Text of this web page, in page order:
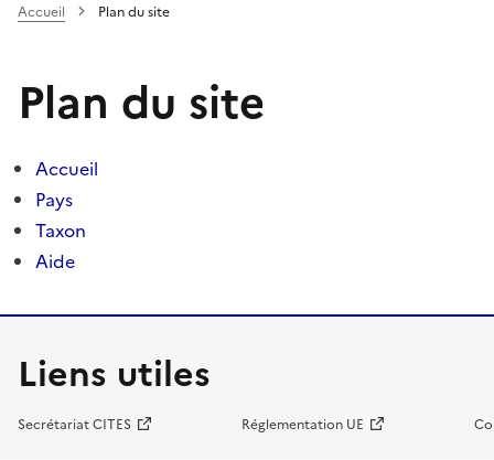
Accueil Plan du site
Plan du site
Accueil
Pays
Taxon
Aide
Liens utiles
Secrétariat CITES Réglementation UE